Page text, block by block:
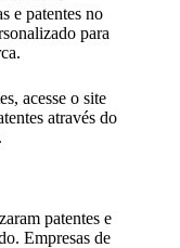
e patentes no
para
acesse o site
através do
patentes e
Empresas de